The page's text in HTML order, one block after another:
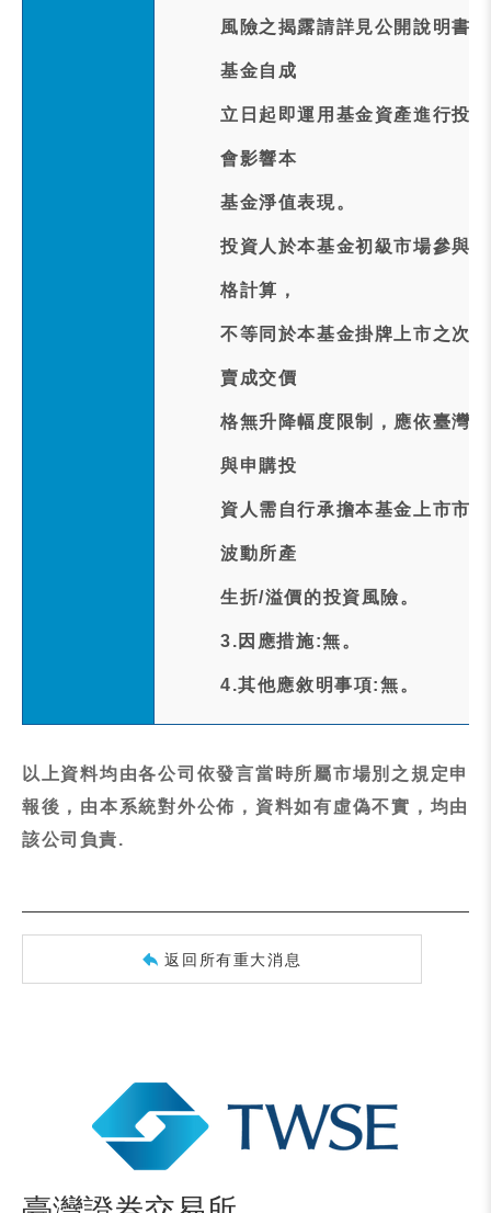
風險之揭露請詳見公開說明書
基金自成
立日起即運用基金資產進行投
會影響本
基金淨值表現。
投資人於本基金初級市場參與
格計算，
不等同於本基金掛牌上市之次
賣成交價
格無升降幅度限制，應依臺灣
與申購投
資人需自行承擔本基金上市市
波動所產
生折/溢價的投資風險。
3.因應措施:無。
4.其他應敘明事項:無。
以上資料均由各公司依發言當時所屬市場別之規定申
報後，由本系統對外公佈，資料如有虛偽不實，均由
該公司負責.
返回所有重大消息